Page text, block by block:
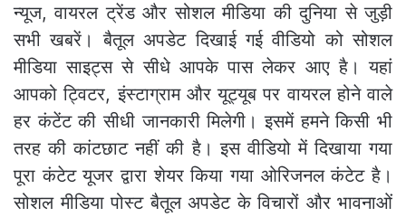
न्यूज, वायरल ट्रेंड और सोशल मीडिया की दुनिया से जुड़ी
सभी खबरें। बैतूल अपडेट दिखाई गई वीडियो को सोशल
मीडिया साइट्स से सीधे आपके पास लेकर आए है। यहां
आपको ट्विटर, इंस्टाग्राम और यूट्यूब पर वायरल होने वाले
हर कंटेंट की सीधी जानकारी मिलेगी। इसमें हमने किसी भी
तरह की कांटछाट नहीं की है। इस वीडियो में दिखाया गया
पूरा कंटेट यूजर द्वारा शेयर किया गया ओरिजनल कंटेट है।
सोशल मीडिया पोस्ट बैतूल अपडेट के विचारों और भावनाओं